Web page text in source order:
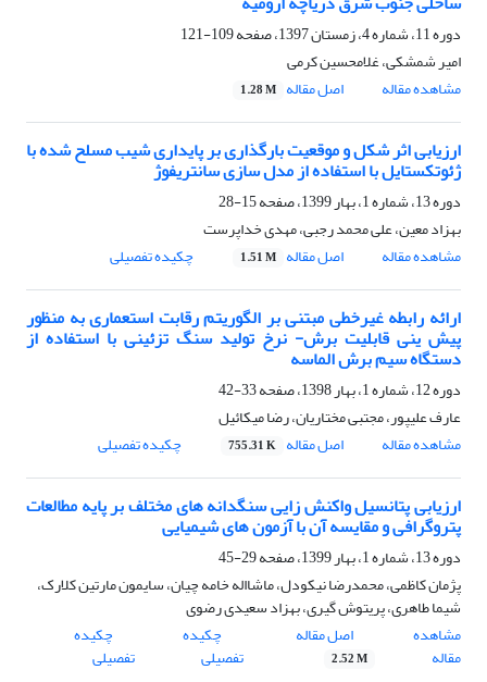
دوره 11، شماره 4، زمستان 1397، صفحه
109-121
امیر شمشکی، غلامحسین کرمی
مشاهده مقاله
اصل مقاله 1.28 M
ارزیابی اثر شکل و موقعیت بارگذاری بر پایداری شیب مسلح شده با
ژئوتکستایل با استفاده از مدل سازی سانتریفوژ
دوره 13، شماره 1، بهار 1399، صفحه
15-28
بهزاد معین، علی محمد رجبی، مهدی خداپرست
مشاهده مقاله
اصل مقاله 1.51 M چکیده تفصیلی
ارائه رابطه غیرخطی مبتنی بر الگوریتم رقابت استعماری به منظور
پیش ینی قابلیت برش- نرخ تولید سنگ تزئینی با استفاده از
دستگاه سیم برش الماسه
دوره 12، شماره 1، بهار 1398، صفحه
33-42
عارف علیپور، مجتبی مختاریان، رضا میکائیل
مشاهده مقاله
اصل مقاله 755.31 K چکیده تفصیلی
ارزیابی پتانسیل واکنش زایی سنگدانه های مختلف بر پایه مطالعات
پتروگرافی و مقایسه آن با آزمون های شیمیایی
دوره 13، شماره 1، بهار 1399، صفحه
29-45
پژمان کاظمی، محمدرضا نیکودل، ماشااله خامه چیان، سایمون مارتین کلارک،
شیما طاهری، پریتوش گیری، بهزاد سعیدی رضوی
مشاهده
مقاله
اصل مقاله
2.52 M
چکیده
تفصیلی
چکیده
تفصیلی